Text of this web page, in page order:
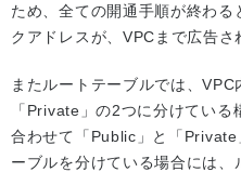
ため、全ての開通手順が終わ
クアドレスが、VPCまで広告さ
またルートテーブルでは、
「Private」の2つに分けてい
合わせて「Public」と「
ーブルを分けている場合には